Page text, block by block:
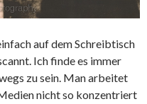
auf dem Schreibtisch
Ich finde es immer
zu sein. Man arbeitet
nicht so konzentriert